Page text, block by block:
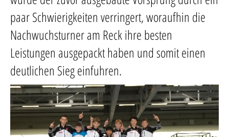
paar Schwierigkeiten verringert, woraufhin die
Nachwuchsturner am Reck ihre besten
Leistungen ausgepackt haben und somit einen
deutlichen Sieg einfuhren.